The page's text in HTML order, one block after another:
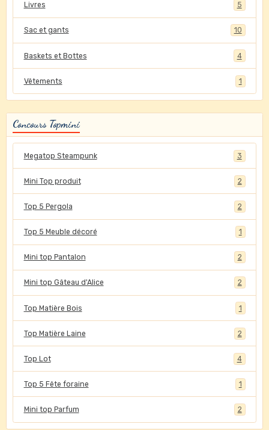
Livres 5
Sac et gants 10
Baskets et Bottes 4
Vêtements 1
Concours Topmini
Megatop Steampunk 3
Mini Top produit 2
Top 5 Pergola 2
Top 5 Meuble décoré 1
Mini top Pantalon 2
Mini top Gâteau d'Alice 2
Top Matière Bois 1
Top Matière Laine 2
Top Lot 4
Top 5 Fête foraine 1
Mini top Parfum 2